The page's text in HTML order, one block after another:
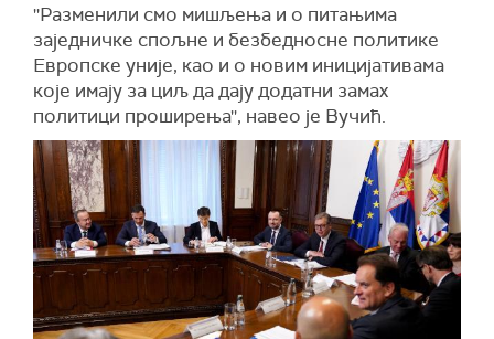
''Разменили смо мишљења и о питањима
заједничке спољне и безбедносне политике
Европске уније, као и о новим иницијативама
које имају за циљ да дају додатни замах
политици проширења'', навео је Вучић.